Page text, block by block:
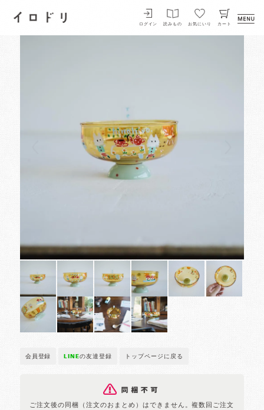
イロドリ
ログイン 読みもの お気にいり カート
会員登録 LINEの友達登録 トップページに戻る
ご注文後の同梱（注文のおまとめ）はできません。複数回ご注文